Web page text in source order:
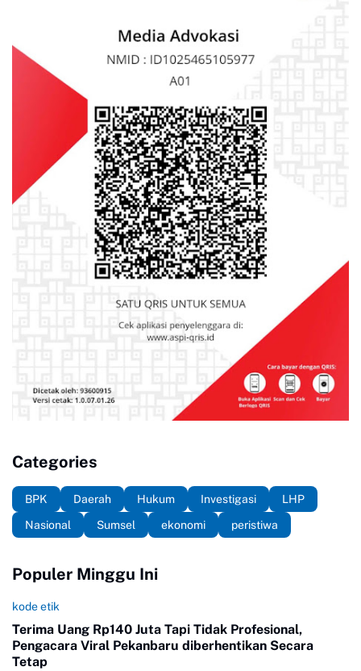
Categories
BPK Daerah Hukum Investigasi
LHP
Nasional
Sumsel ekonomi peristiwa
Populer Minggu Ini
kode etik
Terima Uang Rp140 Juta Tapi Tidak Profesional,
Pengacara Viral Pekanbaru diberhentikan Secara
Tetap